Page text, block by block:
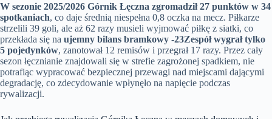
W sezonie 2025/2026 Górnik Łęczna zgromadził 27 punktów w 34
spotkaniach, co daje średnią niespełna 0,8 oczka na mecz. Piłkarze
strzelili 39 goli, ale aż 62 razy musieli wyjmować piłkę z siatki, co
przekłada się na ujemny bilans bramkowy -23Zespół wygrał tylko
5 pojedynków, zanotował 12 remisów i przegrał 17 razy. Przez cały
sezon łęcznianie znajdowali się w strefie zagrożonej spadkiem, nie
potrafiąc wypracować bezpiecznej przewagi nad miejscami dającymi
degradację, co zdecydowanie wpłynęło na napięcie podczas
rywalizacji.